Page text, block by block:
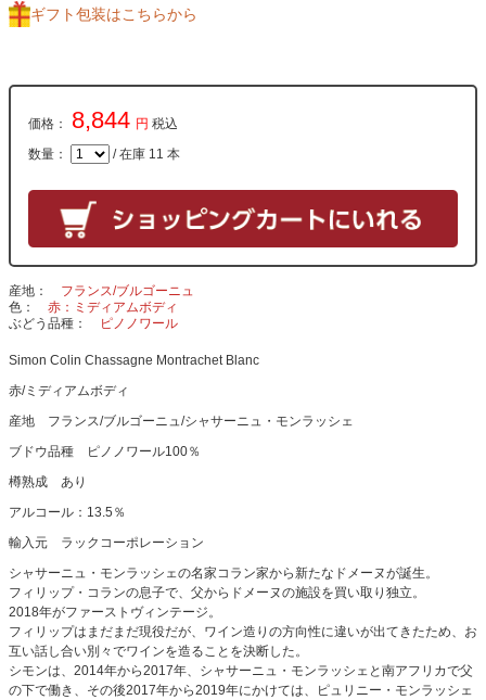
ギフト包装はこちらから
価格： 8,844 円 税込
数量： / 在庫 11 本
産地
フランス/ブルゴーニュ
色
赤：ミディアムボディ
ぶどう品種
ピノノワール
Simon Colin Chassagne Montrachet Blanc
赤/ミディアムボディ
産地 フランス/ブルゴーニュ/シャサーニュ・モンラッシェ
ブドウ品種 ピノノワール100％
樽熟成 あり
アルコール：13.5％
輸入元 ラックコーポレーション
シャサーニュ・モンラッシェの名家コラン家から新たなドメーヌが誕生。
フィリップ・コランの息子で、父からドメーヌの施設を買い取り独立。
2018年がファーストヴィンテージ。
フィリップはまだまだ現役だが、ワイン造りの方向性に違いが出てきたため、お
互い話し合い別々でワインを造ることを決断した。
シモンは、2014年から2017年、シャサーニュ・モンラッシェと南アフリカで父
の下で働き、その後2017年から2019年にかけては、ピュリニー・モンラッシェ